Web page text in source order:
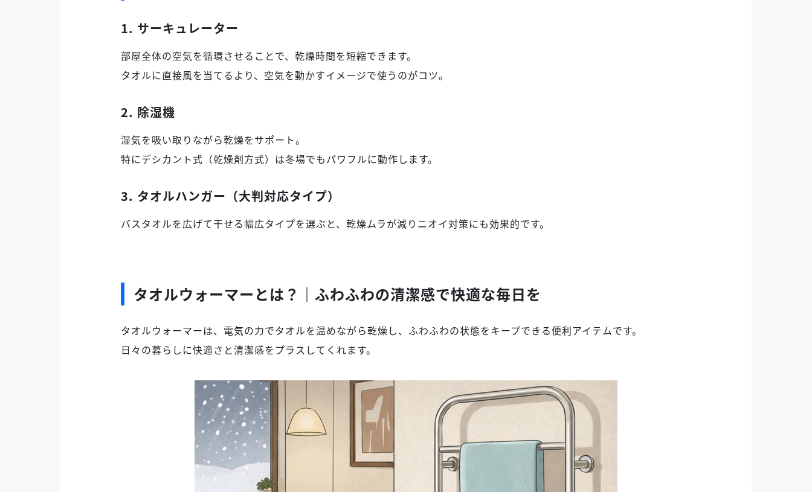
1. サーキュレーター
部屋全体の空気を循環させることで、乾燥時間を短縮できます。
タオルに直接風を当てるより、空気を動かすイメージで使うのがコツ。
2. 除湿機
湿気を吸い取りながら乾燥をサポート。
特にデシカント式（乾燥剤方式）は冬場でもパワフルに動作します。
3. タオルハンガー（大判対応タイプ）
バスタオルを広げて干せる幅広タイプを選ぶと、乾燥ムラが減りニオイ対策にも効果的です。
タオルウォーマーとは？｜ふわふわの清潔感で快適な毎日を
タオルウォーマーは、電気の力でタオルを温めながら乾燥し、ふわふわの状態をキープできる便利アイテムです。
日々の暮らしに快適さと清潔感をプラスしてくれます。